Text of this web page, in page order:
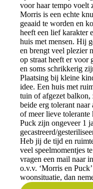
voor haar tempo voelt
Morris is een echte
geaaid te worden en
heeft een lief karakter
huis met mensen. Hij
en brengt veel plezier
op straat heeft er voor
en soms schrikkerig
Plaatsing bij kleine
idee. Een huis met
tuin of afgezet
beide erg tolerant naar
of meer lieve
Puck zijn ongeveer 1
gecastreerd/
Heb jij de tijd en
veel speelmomentjes
vragen een mail naar
o.v.v. ‘Morris en
woonsituatie, dan